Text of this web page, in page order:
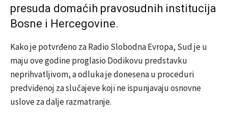
presuda domaćih pravosudnih institucija
Bosne i Hercegovine.
Kako je potvrđeno za Radio Slobodna Evropa, Sud je u
maju ove godine proglasio Dodikovu predstavku
neprihvatljivom, a odluka je donesena u proceduri
predviđenoj za slučajeve koji ne ispunjavaju osnovne
uslove za dalje razmatranje.